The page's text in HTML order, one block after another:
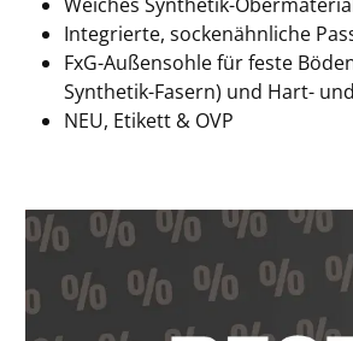
Integrierte, sockenähnliche
FxG-Außensohle für feste
Synthetik-Fasern) und Hart-
NEU, Etikett & OVP